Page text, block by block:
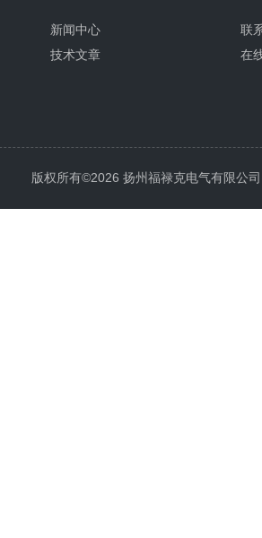
新闻中心
技术文章
联
在
版权所有©2026 扬州福禄克电气有限公